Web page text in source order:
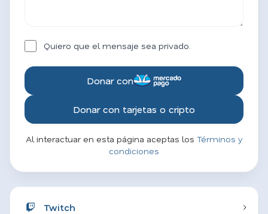
Quiero que el mensaje sea privado.
Donar con
Donar con tarjetas o cripto
Al interactuar en esta página aceptas los Términos y
condiciones
Twitch